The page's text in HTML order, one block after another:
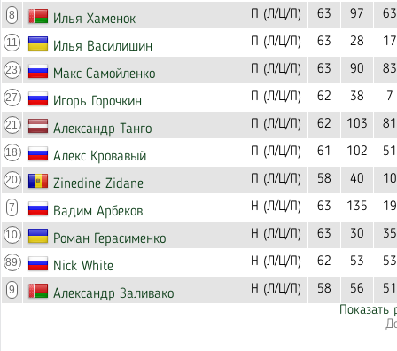
8 Илья Хаменок П (Л/Ц/П) 63 97 63
11 Илья Василишин П (Л/Ц/П) 63 28 17
23 Макс Самойленко П (Л/Ц/П) 63 90 83
27 Игорь Горочкин П (Л/Ц/П) 62 38 7
21 Александр Танго П (Л/Ц/П) 62 103 81
18 Алекс Кровавый П (Л/Ц/П) 61 102 51
20 Zinedine Zidane П (Л/Ц/П) 58 40 10
7 Вадим Арбеков Н (Л/Ц/П) 63 135 19
10 Роман Герасименко Н (Л/Ц/П) 63 30 35
89 Nick White Н (Л/Ц/П) 62 53 53
9 Александр Заливако Н (Л/Ц/П) 58 56
51
Показать